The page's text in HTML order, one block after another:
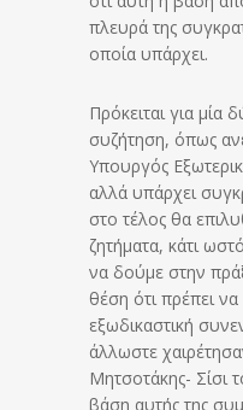
πλευρά της
οποία υπάρχει.
Πρόκειται για μία
συζήτηση, όπως
Υπουργός
αλλά υπάρχει
στο τέλος θα
ζητήματα, κάτι
να δούμε στην
θέση ότι πρέπει να
εξωδικαστική
άλλωστε
Μητσοτάκης- Σίσι
βάση αυτής της